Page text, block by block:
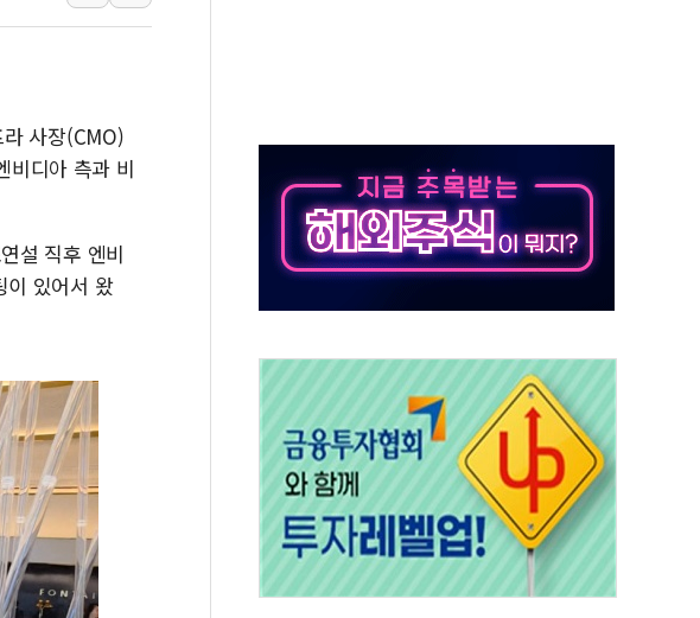
인제 용대리 계곡서 수위 상승으로 피서객 7명 고립…전원 구조
청양 밭에서 일하던 90대 숨져…온열질환 여부 조사
폭염에 車 운전면허 기능시험 오전 집중 편성…체감온도 38도 넘으면 중단
사장(CMO)
비디아 측과 비
설 직후 엔비
이 있어서 왔